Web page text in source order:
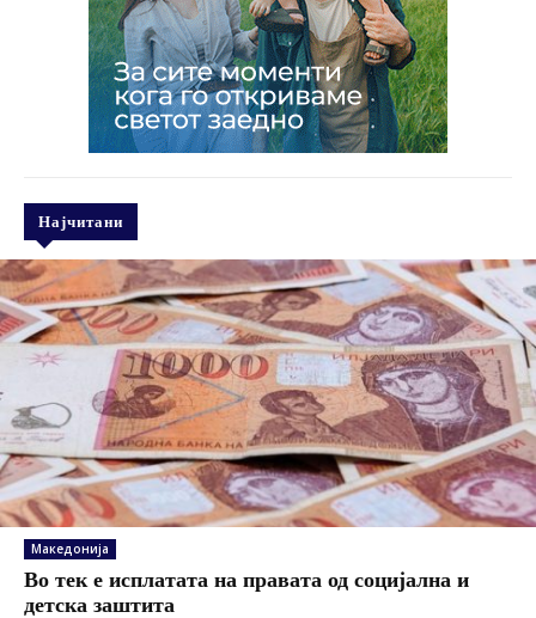
Најчитани
Македонија
Во тек е исплатата на правата од социјална и
детска заштита